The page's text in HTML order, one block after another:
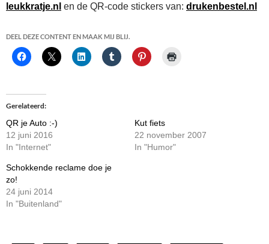
leukkratje.nl en de QR-code stickers van: drukenbestel.nl
DEEL DEZE CONTENT EN MAAK MIJ BLIJ.
Gerelateerd
QR je Auto :-)
12 juni 2016
In "Internet"
Kut fiets
22 november 2007
In "Humor"
Schokkende reclame doe je
zo!
24 juni 2014
In "Buitenland"